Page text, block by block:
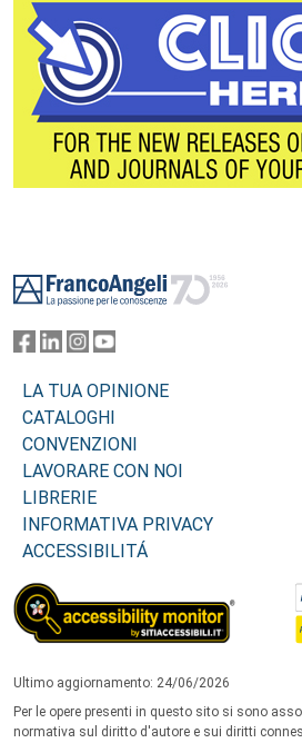
LA TUA OPINIONE
CATALOGHI
CONVENZIONI
LAVORARE CON NOI
LIBRERIE
INFORMATIVA PRIVACY
ACCESSIBILITÁ
Ultimo aggiornamento: 24/06/2026
Per le opere presenti in questo sito si sono
normativa sul diritto d'autore e sui diritti